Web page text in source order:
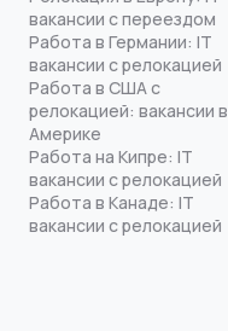
вакансии с переездом
Работа в Германии: IT
вакансии с релокацией
Работа в США с
релокацией: вакансии в
Америке
Работа на Кипре: IT
вакансии с релокацией
Работа в Канаде: IT
вакансии с релокацией